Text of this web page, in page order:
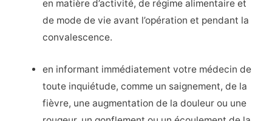
en matière d’activité, de régime alimentaire et
de mode de vie avant l’opération et pendant la
convalescence.
en informant immédiatement votre médecin de
toute inquiétude, comme un saignement, de la
fièvre, une augmentation de la douleur ou une